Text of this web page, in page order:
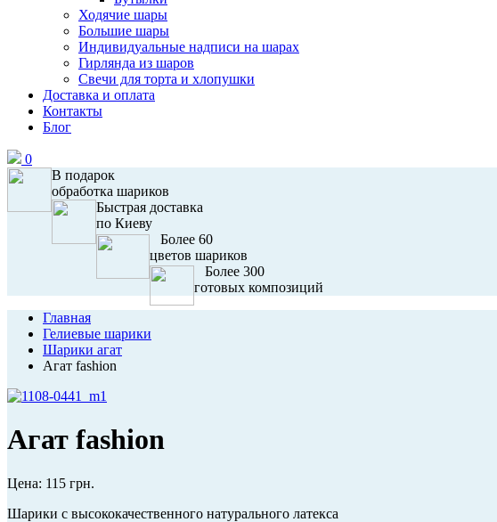
Ходячие шары
Большие шары
Индивидуальные надписи на шарах
Гирлянда из шаров
Свечи для торта и хлопушки
Доставка и оплата
Контакты
Блог
0
В подарок
обработка шариков
Быстрая доставка
по Киеву
Более 60
цветов шариков
Более 300
готовых композиций
Главная
Гелиевые шарики
Шарики агат
Агат fashion
Агат fashion
Цена: 115 грн.
Шарики с высококачественного натурального латекса